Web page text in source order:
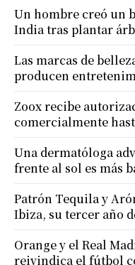
Un hombre creó un
India tras plantar
Las marcas de
producen
Zoox recibe
comercialmente
Una dermatóloga
frente al sol es más
Patrón Tequila y
Ibiza, su tercer año
Orange y el Real
reivindica el fútbol